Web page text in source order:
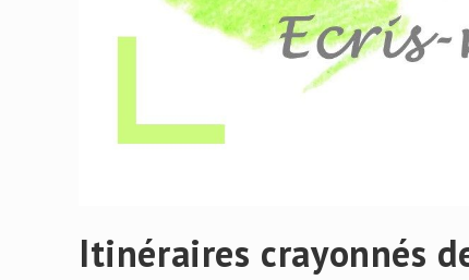
Itinéraires crayonnés